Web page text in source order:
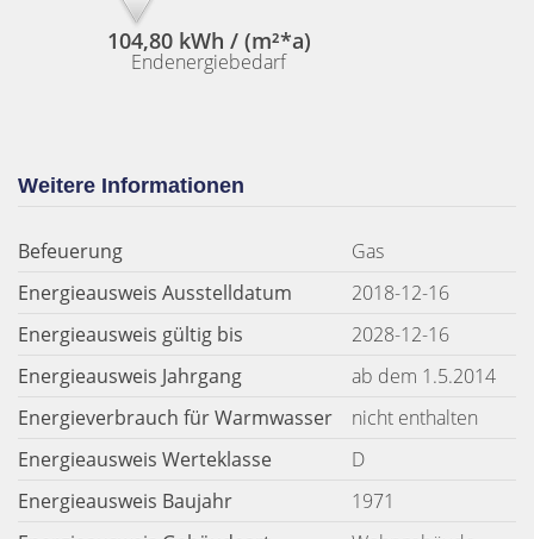
104,80 kWh / (m²*a)
Endenergiebedarf
Weitere Informationen
Befeuerung
Gas
Energieausweis Ausstelldatum
2018-12-16
Energieausweis gültig bis
2028-12-16
Energieausweis Jahrgang
ab dem 1.5.2014
Energieverbrauch für Warmwasser
nicht enthalten
Energieausweis Werteklasse
D
Energieausweis Baujahr
1971